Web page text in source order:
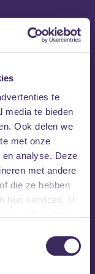
te
media te bieden
Ook delen we
met onze
analyse. Deze
met andere
die ze hebben
hun services. U
Lily Meolamet
op tussen
gebaseerd is
versie van
twang,
ze haar kracht
pad te volgen
Viral Charts in
van haar